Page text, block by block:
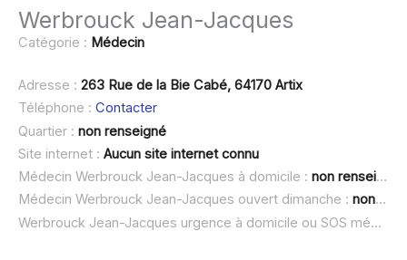
Werbrouck Jean-Jacques
Catégorie : Médecin
Adresse : 263 Rue de la Bie Cabé, 64170 Artix
Téléphone : Contacter
Quartier : non renseigné
Site internet : Aucun site internet connu
Médecin Werbrouck Jean-Jacques à domicile : non renseigné
Médecin Werbrouck Jean-Jacques ouvert dimanche : non renseigné
Werbrouck Jean-Jacques urgence à domicile ou SOS médecin :